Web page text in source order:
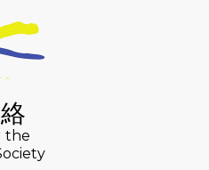
恆常練習 - 7月23日
始）
恆常練習 - 7月16日
118公里分享暨香港傷健共
年晚宴】
the